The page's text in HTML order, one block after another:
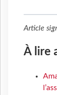
Article
À lire